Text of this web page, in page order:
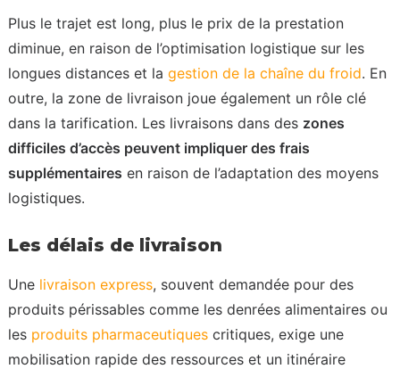
Plus le trajet est long, plus le prix de la prestation
diminue, en raison de l’optimisation logistique sur les
longues distances et la gestion de la chaîne du froid. En
outre, la zone de livraison joue également un rôle clé
dans la tarification. Les livraisons dans des zones
difficiles d’accès peuvent impliquer des frais
supplémentaires en raison de l’adaptation des moyens
logistiques.
Les délais de livraison
Une livraison express, souvent demandée pour des
produits périssables comme les denrées alimentaires ou
les produits pharmaceutiques critiques, exige une
mobilisation rapide des ressources et un itinéraire